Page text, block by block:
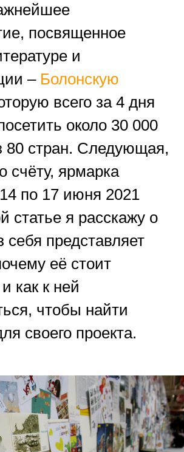
посвященное
и
– Болонскую
всего за 4 дня
около 30 000
80 стран. Следующая,
счёту, ярмарка
по 17 июня 2021
статье я расскажу о
себя представляет
её стоит
как к ней
чтобы найти
своего проекта.